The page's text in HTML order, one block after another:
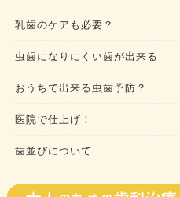
乳歯のケアも必要？
虫歯になりにくい歯が出来る
おうちで出来る虫歯予防？
医院で仕上げ！
歯並びについて